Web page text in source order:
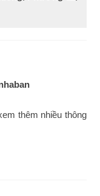
thêm nhiều thông